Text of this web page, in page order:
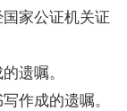
家公证机关证
遗嘱。
作成的遗嘱。